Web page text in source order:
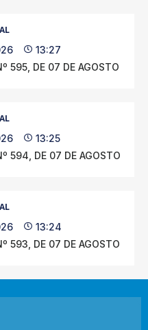
13:27
595, DE 07 DE AGOSTO
13:25
594, DE 07 DE AGOSTO
13:24
593, DE 07 DE AGOSTO